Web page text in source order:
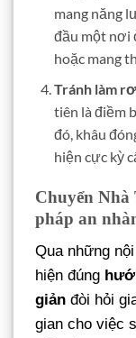
mang năng
đầu một nơi
hoặc mang
Tránh làm
tiên là điềm
đó, khâu
hiện cực kỳ
Chuyển
pháp an
Qua những
hiện đúng
giản đòi hỏi
gian cho việc